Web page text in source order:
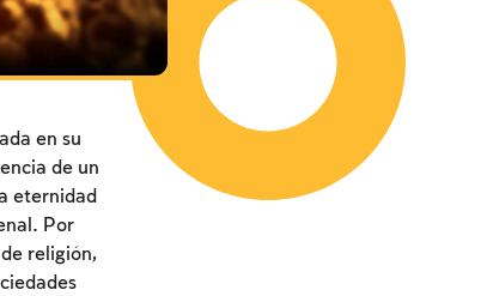
en su
de un
eternidad
Por
religión,